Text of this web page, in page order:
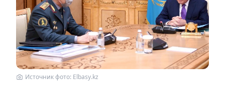
Источник фото: Elbasy.kz